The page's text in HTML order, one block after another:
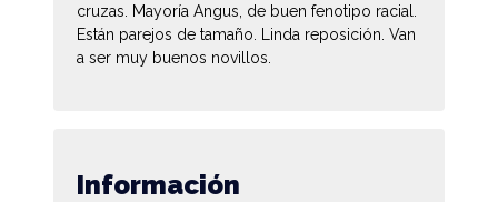
cruzas. Mayoría Angus, de buen fenotipo racial.
Están parejos de tamaño. Linda reposición. Van
a ser muy buenos novillos.
Información